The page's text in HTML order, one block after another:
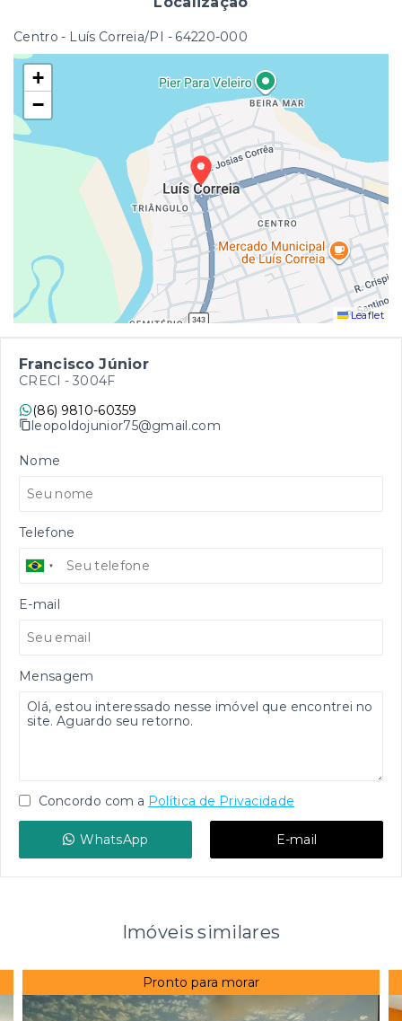
Centro - Luís Correia/PI - 64220-000
+
−
Leaflet
Francisco Júnior
CRECI - 3004F
(86) 9810-60359
leopoldojunior75@gmail.com
Nome
Telefone
E-mail
Mensagem
Concordo com a Política de Privacidade
WhatsApp E-mail
Imóveis similares
Pronto para morar